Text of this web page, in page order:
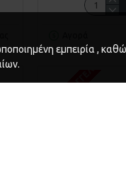
ΚΑΤΌΠΙΝ ΠΑΡΑΓΓΕΛΊΑΣ
εμπειρία ,